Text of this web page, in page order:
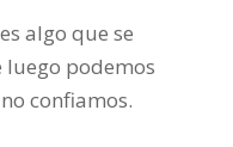
algo que se
luego podemos
confiamos.